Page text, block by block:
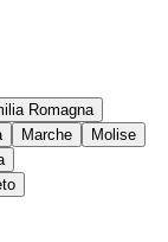
Romagna
Marche
Molise